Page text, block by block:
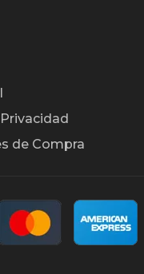
de Compra